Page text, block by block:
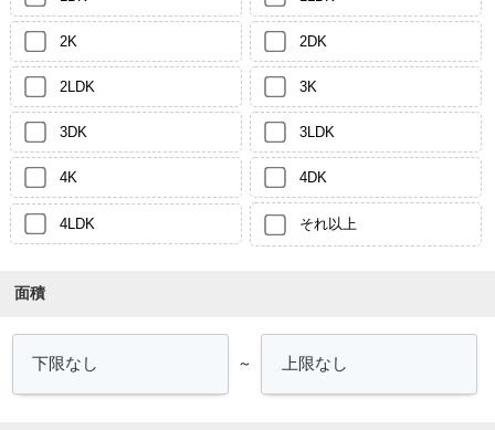
2K 2DK
2LDK 3K
3DK 3LDK
4K 4DK
4LDK それ以上
面積
～